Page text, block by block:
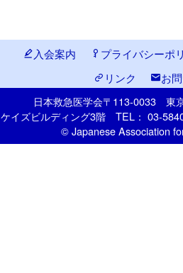
入会案内 プライバシーポ
リンク
お
日本救急医学会〒113-0033 東
ケイズビルディング3階 TEL： 03-
© Japanese Association